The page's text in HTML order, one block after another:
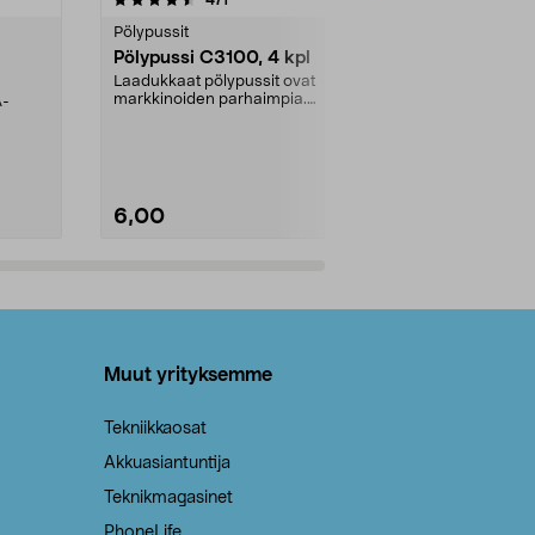
Pölypussit
Pölypussi C3100, 4 kpl
Laadukkaat pölypussit ovat
markkinoiden parhaimpia.
6,00
Muut yrityksemme
Tekniikkaosat
Akkuasiantuntija
Teknikmagasinet